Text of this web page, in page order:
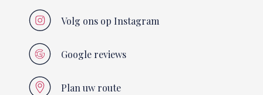
Volg ons op Instagram
Google reviews
Plan uw route